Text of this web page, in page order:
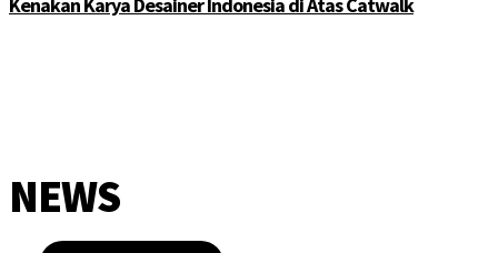
Kenakan Karya Desainer Indonesia di Atas Catwalk
NEWS